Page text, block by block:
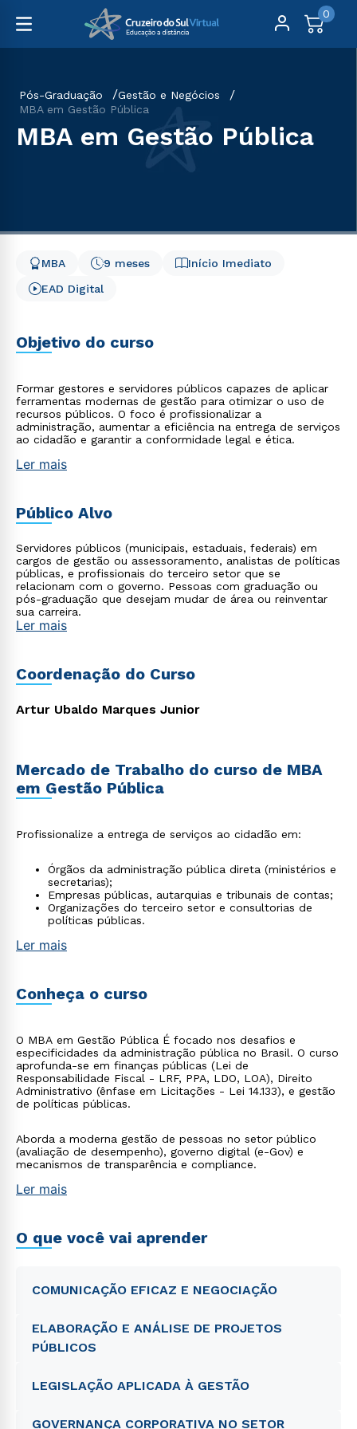
0
Pós-Graduação
Gestão e Negócios
MBA em Gestão Pública
MBA em Gestão Pública
Início Imediato
9 meses
MBA
EAD Digital
Objetivo do curso
Formar gestores e servidores públicos capazes de aplicar
ferramentas modernas de gestão para otimizar o uso de
recursos públicos. O foco é profissionalizar a
administração, aumentar a eficiência na entrega de serviços
ao cidadão e garantir a conformidade legal e ética.
Ler mais
Público Alvo
Servidores públicos (municipais, estaduais, federais) em
cargos de gestão ou assessoramento, analistas de políticas
públicas, e profissionais do terceiro setor que se
relacionam com o governo. Pessoas com graduação ou
pós-graduação que desejam mudar de área ou reinventar
sua carreira.
Ler mais
Coordenação do Curso
Artur Ubaldo Marques Junior
Mercado de Trabalho do curso de MBA
em Gestão Pública
Profissionalize a entrega de serviços ao cidadão em:
Órgãos da administração pública direta (ministérios e
secretarias);
Empresas públicas, autarquias e tribunais de contas;
Organizações do terceiro setor e consultorias de
políticas públicas.
Ler mais
Conheça o curso
O MBA em Gestão Pública É focado nos desafios e
especificidades da administração pública no Brasil. O curso
aprofunda-se em finanças públicas (Lei de
Responsabilidade Fiscal - LRF, PPA, LDO, LOA), Direito
Administrativo (ênfase em Licitações - Lei 14.133), e gestão
de políticas públicas.
Aborda a moderna gestão de pessoas no setor público
(avaliação de desempenho), governo digital (e-Gov) e
mecanismos de transparência e compliance.
Ler mais
O que você vai aprender
COMUNICAÇÃO EFICAZ E NEGOCIAÇÃO
ELABORAÇÃO E ANÁLISE DE PROJETOS
PÚBLICOS
LEGISLAÇÃO APLICADA À GESTÃO
GOVERNANÇA CORPORATIVA NO SETOR